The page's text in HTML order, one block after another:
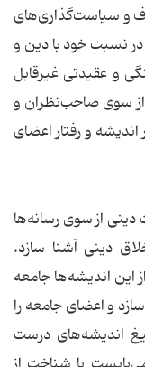
و سیاست‌گذاری‌های
نسبت خود با دین و
و عقیدتی غیرقابل
از سوی صاحب‌نظران و
و رفتار اعضای
دینی از سوی رسانه‌ها
دینی آشنا سازد.
این اندیشه‌ها جامعه
و اعضای جامعه را
اندیشه‌های درست